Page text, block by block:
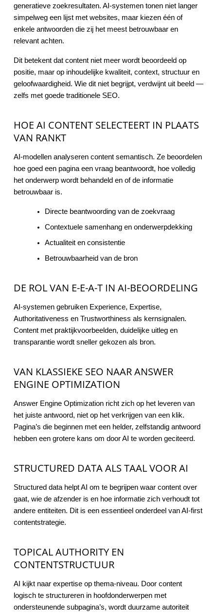
generatieve zoekresultaten. AI-systemen tonen niet langer
simpelweg een lijst met websites, maar kiezen één of
enkele antwoorden die zij het meest betrouwbaar en
relevant achten.
Dit betekent dat content niet meer wordt beoordeeld op
positie, maar op inhoudelijke kwaliteit, context, structuur en
geloofwaardigheid. Wie dit niet begrijpt, verdwijnt uit beeld —
zelfs met goede traditionele SEO.
HOE AI CONTENT SELECTEERT IN PLAATS
VAN RANKT
AI-modellen analyseren content semantisch. Ze beoordelen
hoe goed een pagina een vraag beantwoordt, hoe volledig
het onderwerp wordt behandeld en of de informatie
betrouwbaar is.
Directe beantwoording van de zoekvraag
Contextuele samenhang en onderwerpdekking
Actualiteit en consistentie
Betrouwbaarheid van de bron
DE ROL VAN E-E-A-T IN AI-BEOORDELING
AI-systemen gebruiken Experience, Expertise,
Authoritativeness en Trustworthiness als kernsignalen.
Content met praktijkvoorbeelden, duidelijke uitleg en
transparantie wordt sneller gekozen als bron.
VAN KLASSIEKE SEO NAAR ANSWER
ENGINE OPTIMIZATION
Answer Engine Optimization richt zich op het leveren van
het juiste antwoord, niet op het verkrijgen van een klik.
Pagina’s die beginnen met een helder, zelfstandig antwoord
hebben een grotere kans om door AI te worden geciteerd.
STRUCTURED DATA ALS TAAL VOOR AI
Structured data helpt AI om te begrijpen waar content over
gaat, wie de afzender is en hoe informatie zich verhoudt tot
andere entiteiten. Dit is een essentieel onderdeel van AI-first
contentstrategie.
TOPICAL AUTHORITY EN
CONTENTSTRUCTUUR
AI kijkt naar expertise op thema-niveau. Door content
logisch te structureren in hoofdonderwerpen met
ondersteunende subpagina’s, wordt duurzame autoriteit